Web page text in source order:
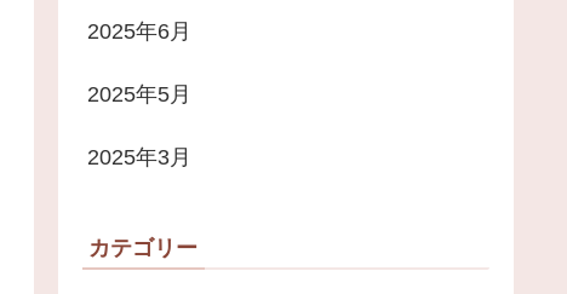
2025年6月
2025年5月
2025年3月
カテゴリー